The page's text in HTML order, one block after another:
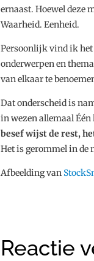
ernaast. Hoewel deze
Waarheid. Eenheid.
Persoonlijk vind ik het
onderwerpen en
van elkaar te
Dat onderscheid is
in wezen allemaal
besef wijst de rest,
Het is gerommel in de
Afbeelding van
Reactie